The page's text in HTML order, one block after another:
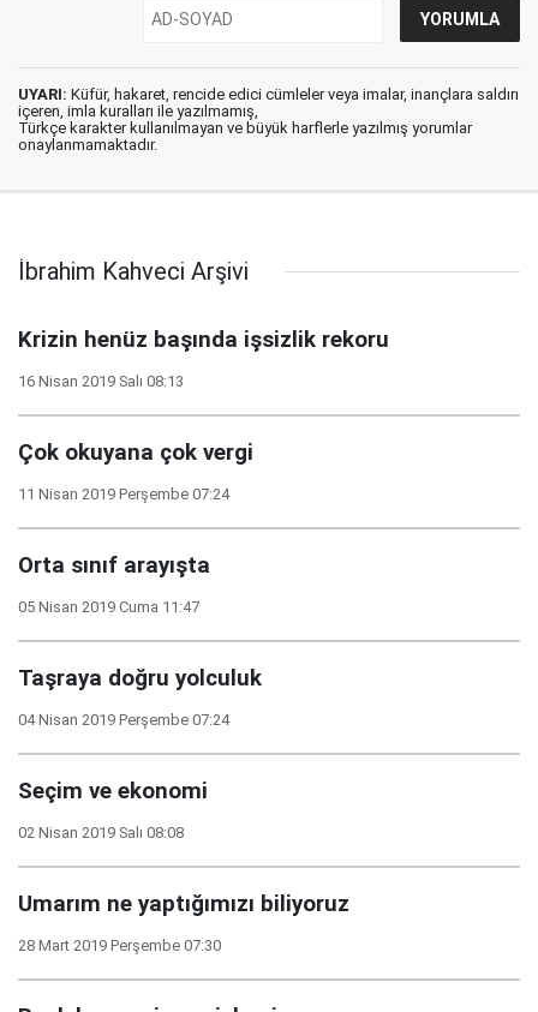
UYARI: Küfür, hakaret, rencide edici cümleler veya imalar, inançlara saldırı
içeren, imla kuralları ile yazılmamış,
Türkçe karakter kullanılmayan ve büyük harflerle yazılmış yorumlar
onaylanmamaktadır.
İbrahim Kahveci Arşivi
Krizin henüz başında işsizlik rekoru
16 Nisan 2019 Salı 08:13
Çok okuyana çok vergi
11 Nisan 2019 Perşembe 07:24
Orta sınıf arayışta
05 Nisan 2019 Cuma 11:47
Taşraya doğru yolculuk
04 Nisan 2019 Perşembe 07:24
Seçim ve ekonomi
02 Nisan 2019 Salı 08:08
Umarım ne yaptığımızı biliyoruz
28 Mart 2019 Perşembe 07:30